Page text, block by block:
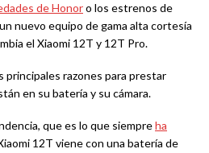
de Honoro los estrenos de
nuevo equipo de gama alta cortesía
el Xiaomi 12T y 12T Pro.
principales razones para prestar
en su batería y su cámara.
que es lo que siempreha
12T viene con una batería de